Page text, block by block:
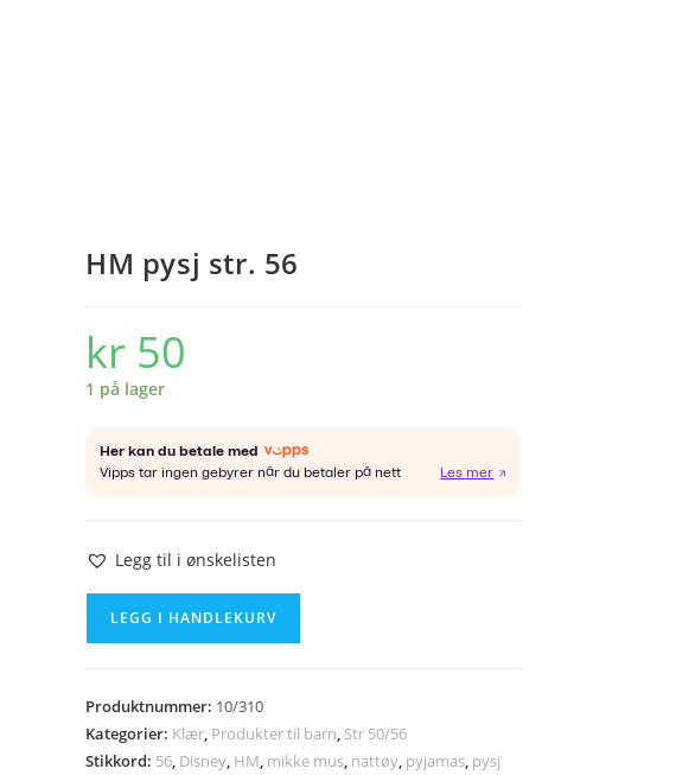
HM pysj str. 56
kr 50
1 på lager
Legg til i ønskelisten
antall
LEGG I HANDLEKURV
Produktnummer: 10/310
Kategorier: Klær, Produkter til barn, Str 50/56
Stikkord: 56, Disney, HM, mikke mus, nattøy, pyjamas, pysj